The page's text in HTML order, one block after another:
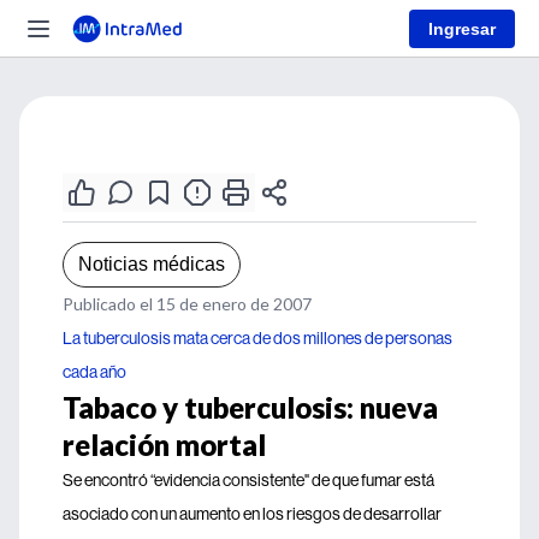
Ingresar
Noticias médicas
Publicado el 15 de enero de 2007
La tuberculosis mata cerca de dos millones de personas
cada año
Tabaco y tuberculosis: nueva
relación mortal
Se encontró “evidencia consistente" de que fumar está
asociado con un aumento en los riesgos de desarrollar